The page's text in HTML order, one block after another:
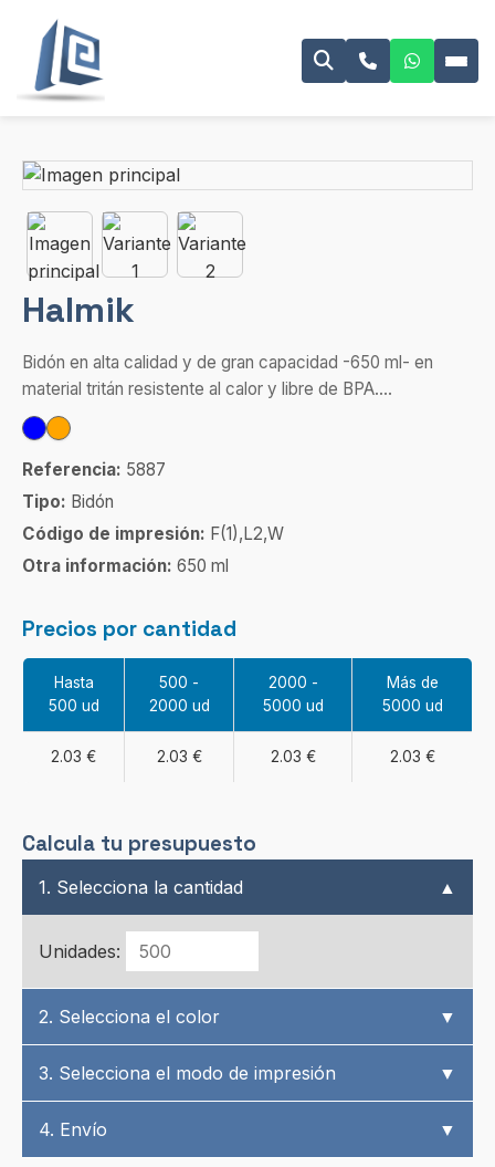
Halmik
Bidón en alta calidad y de gran capacidad -650 ml- en
material tritán resistente al calor y libre de BPA....
Referencia: 5887
Tipo: Bidón
Código de impresión: F(1),L2,W
Otra información: 650 ml
Precios por cantidad
Hasta
500 ud
500 -
2000 ud
2000 -
5000 ud
Más de
5000 ud
2.03 € 2.03 € 2.03 € 2.03 €
Calcula tu presupuesto
1. Selecciona la cantidad ▲
Unidades:
2. Selecciona el color ▼
3. Selecciona el modo de impresión ▼
4. Envío ▼